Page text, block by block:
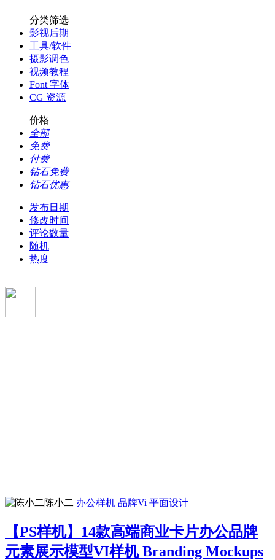
分类筛选
影视后期
工具/软件
摄影调色
视频教程
Font 字体
CG 资源
价格
全部
免费
付费
钻石免费
钻石优惠
发布日期
修改时间
评论数量
随机
热度
陈小二 办公样机 品牌Vi 平面设计
【PS样机】14款高端商业卡片办公品牌
元素展示模型VI样机 Branding Mockups